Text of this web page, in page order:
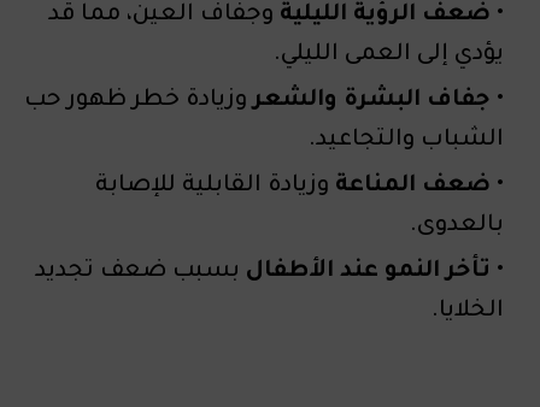
ضعف الرؤية الليلية وجفاف العين، مما قد
يؤدي إلى العمى الليلي.
جفاف البشرة والشعروزيادة خطر ظهور حب
الشباب والتجاعيد.
ضعف المناعة وزيادة القابلية للإصابة
بالعدوى.
تأخر النمو عند الأطفال بسبب ضعف تجديد
الخلايا.